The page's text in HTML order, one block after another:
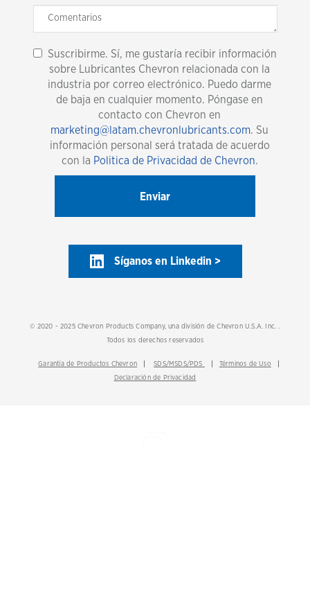
Suscribirme. Sí, me gustaría recibir información
sobre Lubricantes Chevron relacionada con la
industria por correo electrónico. Puedo darme
de baja en cualquier momento. Póngase en
contacto con Chevron en
marketing@latam.chevronlubricants.com. Su
información personal será tratada de acuerdo
con la Politica de Privacidad de Chevron.
Síganos en Linkedin >
© 2020 - 2025 Chevron Products Company, una división de Chevron U.S.A. Inc. .
Todos los derechos reservados
Garantía de Productos Chevron SDS/MSDS/PDS
Términos de Uso
Declaración de Privacidad